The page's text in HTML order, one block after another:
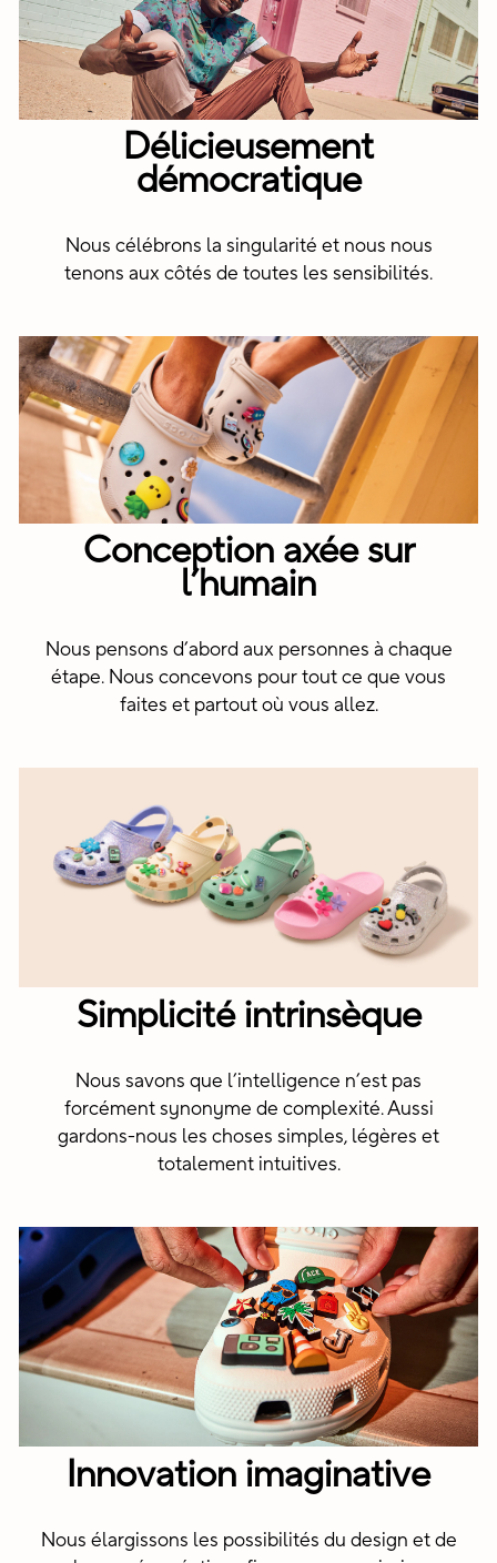
Délicieusement
démocratique
Nous célébrons la singularité et nous nous
tenons aux côtés de toutes les sensibilités.
Conception axée sur
l’humain
Nous pensons d’abord aux personnes à chaque
étape. Nous concevons pour tout ce que vous
faites et partout où vous allez.
Simplicité intrinsèque
Nous savons que l’intelligence n’est pas
forcément synonyme de complexité. Aussi
gardons-nous les choses simples, légères et
totalement intuitives.
Innovation imaginative
Nous élargissons les possibilités du design et de